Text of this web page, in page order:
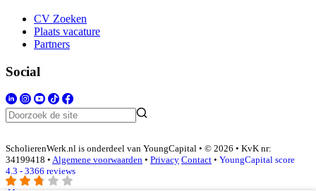
CV Zoeken
Plaats vacature
Partners
Social
ScholierenWerk.nl is onderdeel van YoungCapital • © 2026 • KvK nr:
34199418 • Algemene voorwaarden • Privacy Contact • YoungCapital score
4.3 - 3366 reviews